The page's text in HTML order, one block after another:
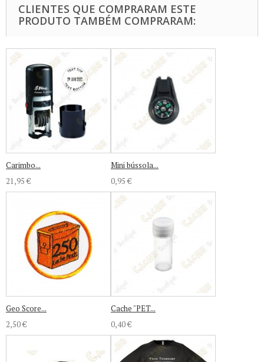
CLIENTES QUE COMPRARAM ESTE
PRODUTO TAMBÉM COMPRARAM:
Carimbo...
21,95 €
Mini bússola...
0,95 €
Geo Score...
2,50 €
Cache "PET...
0,40 €